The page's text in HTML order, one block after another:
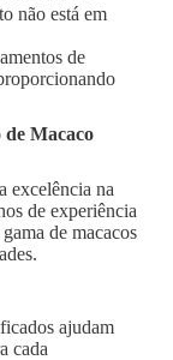
não está em
de
Macaco
excelência na
de experiência
de macacos
ajudam
cada